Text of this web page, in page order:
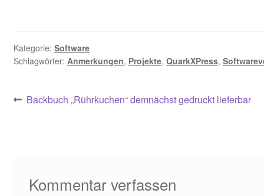
Kategorie: Software
Schlagwörter: Anmerkungen, Projekte, QuarkXPress,
Beitragsnavigation
Vorheriger
Backbuch „Rührkuchen“ demnächst gedruckt lieferbar
Kommentar verfassen